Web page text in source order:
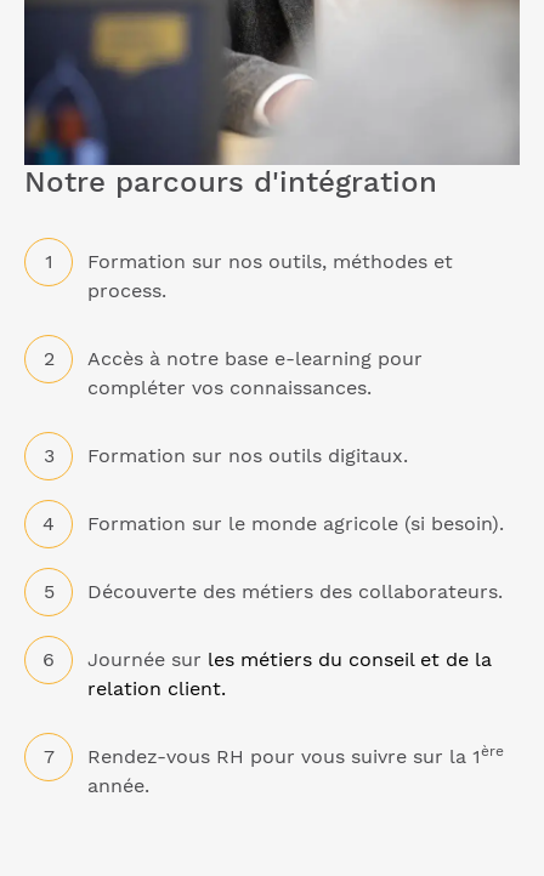
Notre parcours d'intégration
Formation sur nos outils, méthodes et
process.
Accès à notre base e-learning pour
compléter vos connaissances.
Formation sur nos outils digitaux.
Formation sur le monde agricole (si besoin).
Découverte des métiers des collaborateurs.
Journée sur les métiers du conseil et de la
relation client.
Rendez-vous RH pour vous suivre sur la 1ère
année.